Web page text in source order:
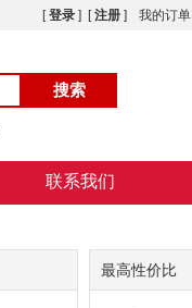
[登录 ] [注册 ] 我的订单
联系我们
最高性价比